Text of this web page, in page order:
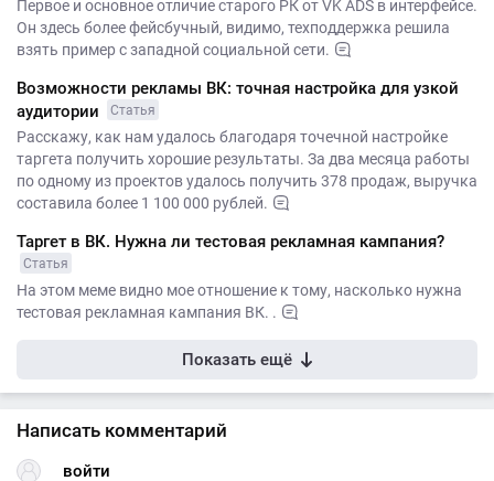
Первое и основное отличие старого РК от VK ADS в интерфейсе.
Он здесь более фейсбучный, видимо, техподдержка решила
взять пример с западной социальной сети.
Возможности рекламы ВК: точная настройка для узкой
аудитории
Статья
Расскажу, как нам удалось благодаря точечной настройке
таргета получить хорошие результаты. За два месяца работы
по одному из проектов удалось получить 378 продаж, выручка
составила более 1 100 000 рублей.
Таргет в ВК. Нужна ли тестовая рекламная кампания?
Статья
На этом меме видно мое отношение к тому, насколько нужна
тестовая рекламная кампания ВК. .
Показать ещё
Написать комментарий
войти